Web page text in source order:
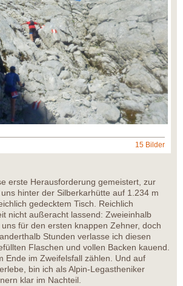
15 Bilder
erste Herausforderung gemeistert, zur
hinter der Silberkarhütte auf 1.234 m
gedecktem Tisch. Reichlich
nicht außeracht lassend: Zweieinhalb
für den ersten knappen Zehner, doch
Stunden verlasse ich diesen
Flaschen und vollen Backen kauend.
Ende im Zweifelsfall zählen. Und auf
bin ich als Alpin-Legastheniker
klar im Nachteil.